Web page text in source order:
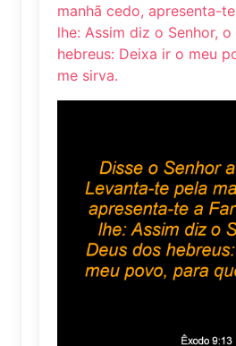
manhã cedo, apresenta-
lhe: Assim diz o Senhor,
hebreus: Deixa ir o meu
me sirva.